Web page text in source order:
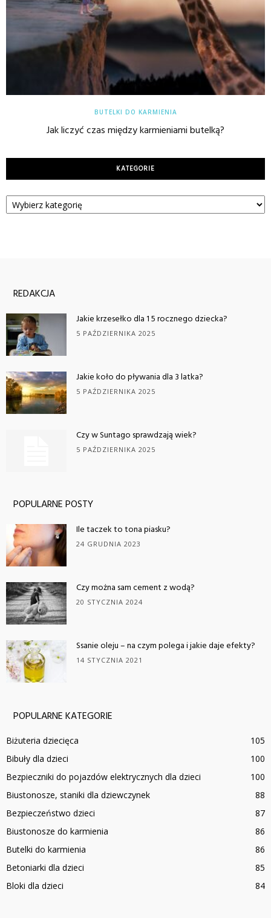
BUTELKI DO KARMIENIA
Jak liczyć czas między karmieniami butelką?
KATEGORIE
Kategorie
REDAKCJA
Jakie krzesełko dla 1 5 rocznego dziecka?
5 PAŹDZIERNIKA 2025
Jakie koło do pływania dla 3 latka?
5 PAŹDZIERNIKA 2025
Czy w Suntago sprawdzają wiek?
5 PAŹDZIERNIKA 2025
POPULARNE POSTY
Ile taczek to tona piasku?
24 GRUDNIA 2023
Czy można sam cement z wodą?
20 STYCZNIA 2024
Ssanie oleju – na czym polega i jakie daje efekty?
14 STYCZNIA 2021
POPULARNE KATEGORIE
Biżuteria dziecięca
105
Bibuły dla dzieci
100
Bezpieczniki do pojazdów elektrycznych dla dzieci
100
Biustonosze, staniki dla dziewczynek
88
Bezpieczeństwo dzieci
87
Biustonosze do karmienia
86
Butelki do karmienia
86
Betoniarki dla dzieci
85
Bloki dla dzieci
84